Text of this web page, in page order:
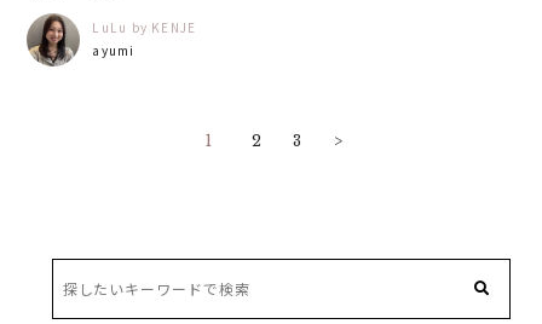
LuLu by KENJE
ayumi
1 2 3 >